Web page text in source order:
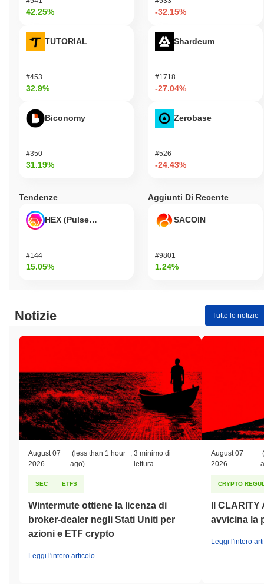
42.25%
TUTORIAL
#453
32.9%
Biconomy
#350
31.19%
-32.15%
Shardeum
#1718
-27.04%
Zerobase
#526
-24.43%
Tendenze
HEX (Pulsechain)
#144
15.05%
Aggiunti Di Recente
SACOIN
#9801
1.24%
Notizie Tutte le notizie
August 07
2026
(less than 1 hour
ago)
, 3 minimo di
lettura
SEC ETFS
Wintermute ottiene la licenza di
broker-dealer negli Stati Uniti per
azioni e ETF crypto
Leggi l'intero articolo
August 07
2026
CRYPTO
Il
avvicina la
Leggi l'intero